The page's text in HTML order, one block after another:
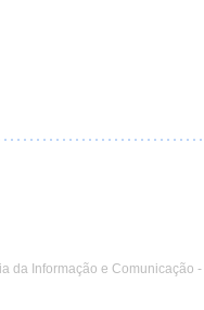
da Informação e Comunicação -